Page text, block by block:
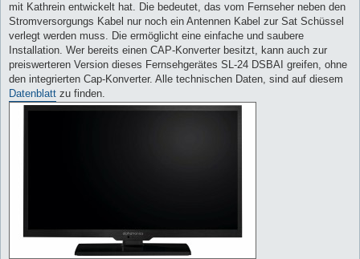
mit Kathrein entwickelt hat. Die bedeutet, das vom Fernseher neben den
Stromversorgungs Kabel nur noch ein Antennen Kabel zur Sat Schüssel
verlegt werden muss. Die ermöglicht eine einfache und saubere
Installation. Wer bereits einen CAP-Konverter besitzt, kann auch zur
preiswerteren Version dieses Fernsehgerätes SL-24 DSBAI greifen, ohne
den integrierten Cap-Konverter. Alle technischen Daten, sind auf diesem
Datenblatt zu finden.